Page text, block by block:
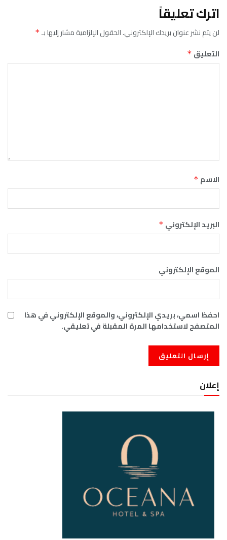
اترك تعليقاً
لن يتم نشر عنوان بريدك الإلكتروني.الحقول الإلزامية مشار إليها بـ*
التعليق *
الاسم *
البريد الإلكتروني *
الموقع الإلكتروني
احفظ اسمي، بريدي الإلكتروني، والموقع الإلكتروني في هذا
المتصفح لاستخدامها المرة المقبلة في تعليقي.
إعلان